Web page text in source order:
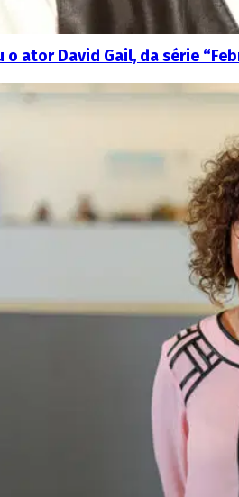
o ator David Gail, da série